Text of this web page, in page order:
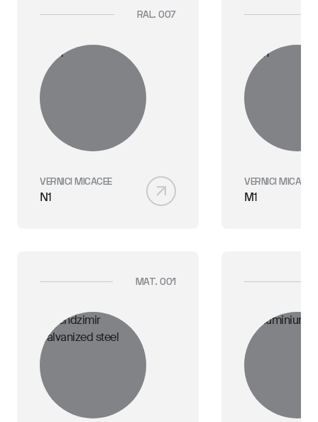
RAL. 007
VERNICI MICACEE
N1
VERNICI MICACEE
M1
MAT. 001